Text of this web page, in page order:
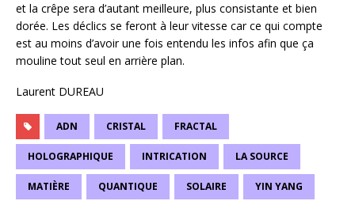
et la crêpe sera d’autant meilleure, plus consistante et bien
dorée. Les déclics se feront à leur vitesse car ce qui compte
est au moins d’avoir une fois entendu les infos afin que ça
mouline tout seul en arrière plan.
Laurent DUREAU
ADN CRISTAL FRACTAL
HOLOGRAPHIQUE INTRICATION LA SOURCE
MATIÈRE QUANTIQUE SOLAIRE YIN YANG